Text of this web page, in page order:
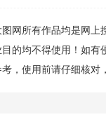
图网所有作品均是网上
目的均不得使用！如有
考，使用前请仔细核对